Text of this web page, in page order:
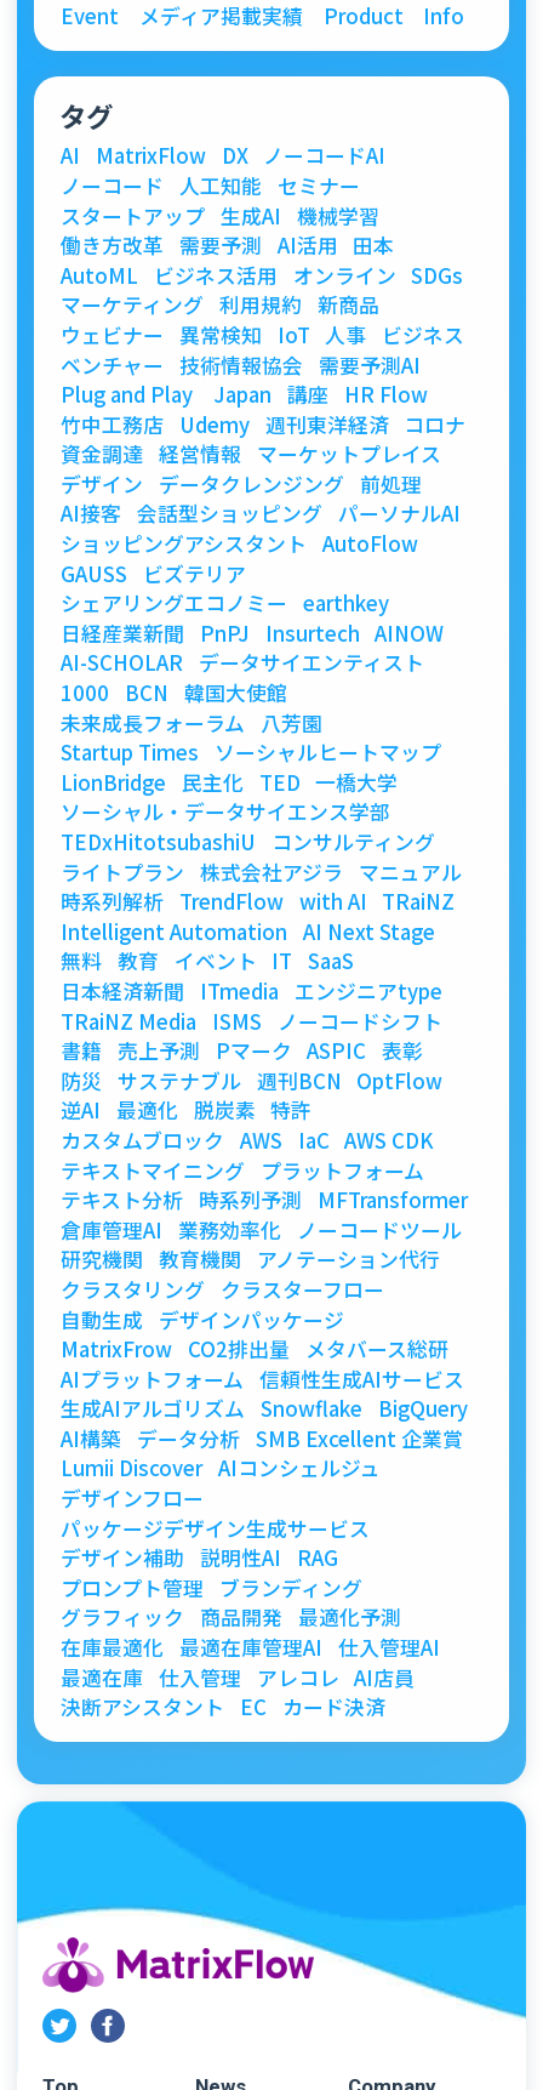
Event メディア掲載実績 Product Info
タグ
AI MatrixFlow DX
ノーコードAI
ノーコード
人工知能
セミナー
スタートアップ 生成AI
機械学習
働き方改革
需要予測 AI活用
田本
AutoML
ビジネス活用 オンライン SDGs
マーケティング 利用規約 新商品
ウェビナー
異常検知 IoT 人事
ビジネス
ベンチャー
技術情報協会
需要予測AI
Plug and Play Japan 講座
HR Flow
竹中工務店
Udemy 週刊東洋経済
コロナ
資金調達 経営情報 マーケットプレイス
デザイン
データクレンジング 前処理
AI接客 会話型ショッピング パーソナルAI
ショッピングアシスタント
AutoFlow
GAUSS
ビズテリア
シェアリングエコノミー
earthkey
日経産業新聞
PnPJ Insurtech AINOW
AI-SCHOLAR データサイエンティスト
1000
BCN
韓国大使館
未来成長フォーラム
八芳園
Startup Times
ソーシャルヒートマップ
LionBridge 民主化 TED 一橋大学
ソーシャル・データサイエンス学部
TEDxHitotsubashiU
コンサルティング
ライトプラン 株式会社アジラ
マニュアル
時系列解析 TrendFlow with AI
TRaiNZ
Intelligent Automation AI Next Stage
無料 教育 イベント IT SaaS
日本経済新聞
ITmedia
エンジニアtype
TRaiNZ Media
ISMS
ノーコードシフト
書籍
売上予測 Pマーク ASPIC 表彰
防災 サステナブル 週刊BCN
OptFlow
逆AI
最適化 脱炭素 特許
カスタムブロック
AWS IaC AWS CDK
テキストマイニング
プラットフォーム
テキスト分析 時系列予測
MFTransformer
倉庫管理AI
業務効率化
ノーコードツール
研究機関 教育機関
アノテーション代行
クラスタリング
クラスターフロー
自動生成
デザインパッケージ
MatrixFrow CO2排出量
メタバース総研
AIプラットフォーム 信頼性生成AIサービス
生成AIアルゴリズム Snowflake
BigQuery
AI構築
データ分析 SMB Excellent 企業賞
Lumii Discover AIコンシェルジュ
デザインフロー
パッケージデザイン生成サービス
デザイン補助 説明性AI
RAG
プロンプト管理
ブランディング
グラフィック
商品開発
最適化予測
在庫最適化 最適在庫管理AI
仕入管理AI
最適在庫 仕入管理 アレコレ AI店員
決断アシスタント
EC カード決済